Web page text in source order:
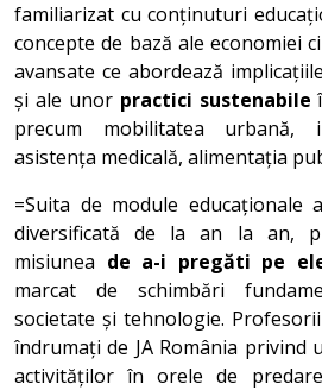
familiarizat cu conținuturi
concepte de bază ale economiei
avansate ce abordează
și ale unor practici sustenabile
precum mobilitatea urbană,
asistența medicală, alimentația
=Suita de module educaționale
diversificată de la an la an,
misiunea de a-i pregăti pe
marcat de schimbări
societate și tehnologie.
îndrumați de JA România privind
activităților în orele de